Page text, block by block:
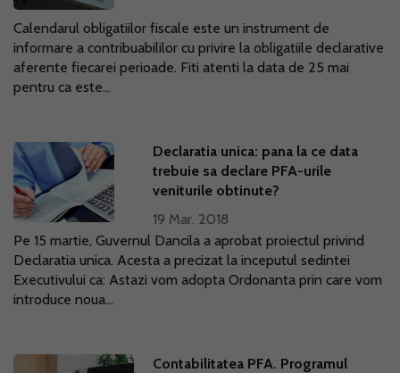
Calendarul obligatiilor fiscale este un instrument de
informare a contribuabililor cu privire la obligatiile declarative
aferente fiecarei perioade. Fiti atenti la data de 25 mai
pentru ca este...
Declaratia unica: pana la ce data
trebuie sa declare PFA-urile
veniturile obtinute?
19 Mar. 2018
Pe 15 martie, Guvernul Dancila a aprobat proiectul privind
Declaratia unica. Acesta a precizat la inceputul sedintei
Executivului ca: Astazi vom adopta Ordonanta prin care vom
introduce noua...
Contabilitatea PFA. Programul